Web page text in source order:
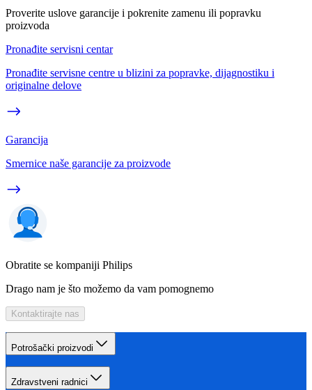
Proverite uslove garancije i pokrenite zamenu ili popravku
proizvoda
Pronađite servisni centar
Pronađite servisne centre u blizini za popravke, dijagnostiku i
originalne delove
Garancija
Smernice naše garancije za proizvode
Obratite se kompaniji Philips
Drago nam je što možemo da vam pomognemo
Kontaktirajte nas
Potrošački proizvodi
Zdravstveni radnici